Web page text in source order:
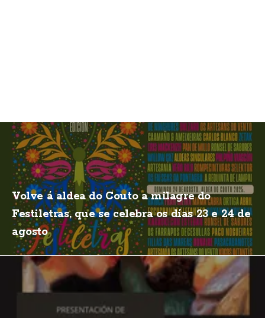
Volve á aldea do Couto a milagre do
Festiletras, que se celebra os días 23 e 24 de
agosto